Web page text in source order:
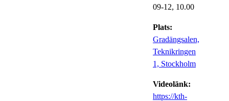
09-12, 10.00
Plats:
Gradängsalen,
Teknikringen
1, Stockholm
Videolänk:
https://kth-